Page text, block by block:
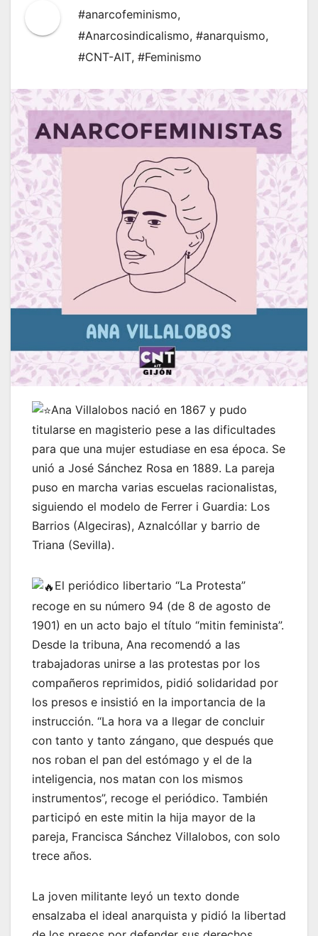
#anarcofeminismo,
#Anarcosindicalismo, #anarquismo,
#CNT-AIT, #Feminismo
Ana Villalobos nació en 1867 y pudo
titularse en magisterio pese a las dificultades
para que una mujer estudiase en esa época. Se
unió a José Sánchez Rosa en 1889. La pareja
puso en marcha varias escuelas racionalistas,
siguiendo el modelo de Ferrer i Guardia: Los
Barrios (Algeciras), Aznalcóllar y barrio de
Triana (Sevilla).
El periódico libertario “La Protesta”
recoge en su número 94 (de 8 de agosto de
1901) en un acto bajo el título “mitin feminista”.
Desde la tribuna, Ana recomendó a las
trabajadoras unirse a las protestas por los
compañeros reprimidos, pidió solidaridad por
los presos e insistió en la importancia de la
instrucción. “La hora va a llegar de concluir
con tanto y tanto zángano, que después que
nos roban el pan del estómago y el de la
inteligencia, nos matan con los mismos
instrumentos”, recoge el periódico. También
participó en este mitin la hija mayor de la
pareja, Francisca Sánchez Villalobos, con solo
trece años.
La joven militante leyó un texto donde
ensalzaba el ideal anarquista y pidió la libertad